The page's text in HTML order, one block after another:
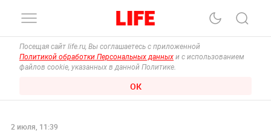
Посещая сайт life.ru, Вы соглашаетесь с приложенной
Политикой обработки Персональных данных и с использованием
файлов cookie, указанных в данной Политике.
ОК
2 июля, 11:39